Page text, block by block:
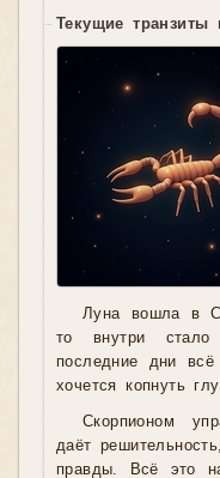
Текущие
Луна вошла в
то внутри стало
последние дни
хочется копнуть
Скорпионом
даёт
правды. Всё это